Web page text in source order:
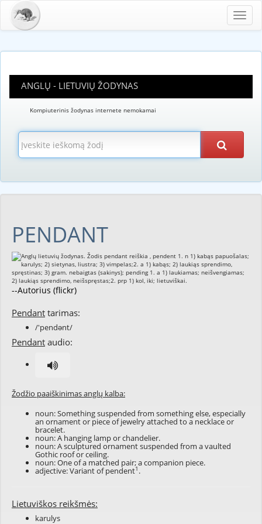
ANGLŲ - LIETUVIŲ ŽODYNAS
Kompiuterinis žodynas internete nemokamai
PENDANT
--Autorius (flickr)
Pendant tarimas:
/'pendənt/
Pendant audio:
Žodžio paaiškinimas anglų kalba:
noun: Something suspended from something else, especially
an ornament or piece of jewelry attached to a necklace or
bracelet.
noun: A hanging lamp or chandelier.
noun: A sculptured ornament suspended from a vaulted
Gothic roof or ceiling.
noun: One of a matched pair; a companion piece.
adjective: Variant ofpendent1 .
Lietuviškos reikšmės:
karulys